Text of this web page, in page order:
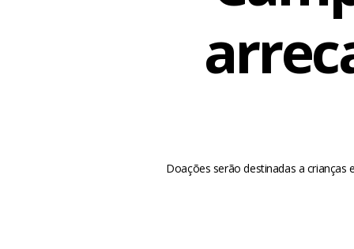
Doações serão destinadas a crianças